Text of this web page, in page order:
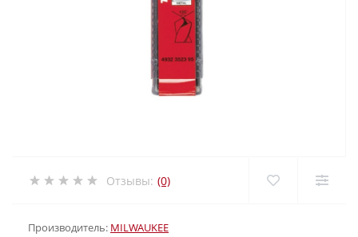
Отзывы: (0)
Производитель: MILWAUKEE